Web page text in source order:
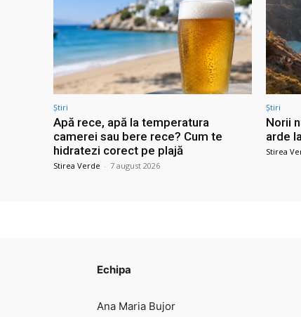
Știri
Apă rece, apă la temperatura
camerei sau bere rece? Cum te
hidratezi corect pe plajă
Stirea Verde - 7 august 2026
Știri
Norii
arde
Stirea
Echipa
Ana Maria Bujor